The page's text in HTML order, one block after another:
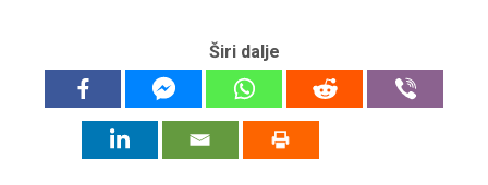
Širi dalje